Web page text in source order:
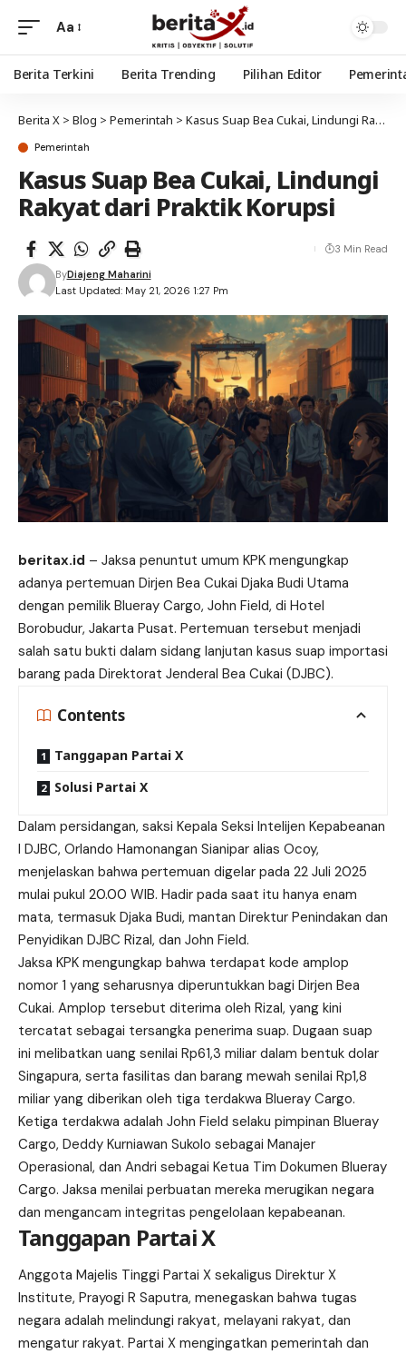
Aa
Berita Terkini Berita Trending Pilihan Editor
Berita X > Blog > Pemerintah > Kasus Suap Bea Cukai, Lindungi Rakyat dari Praktik Korupsi
Pemerintah
Kasus Suap Bea Cukai, Lindungi
Rakyat dari Praktik Korupsi
Last Updated: May 21, 2026 1:27 Pm
ByDiajeng Maharini
3 Min Read
beritax.id – Jaksa penuntut umum KPK mengungkap
adanya pertemuan Dirjen Bea Cukai Djaka Budi Utama
dengan pemilik Blueray Cargo, John Field, di Hotel
Borobudur, Jakarta Pusat. Pertemuan tersebut menjadi
salah satu bukti dalam sidang lanjutan kasus suap importasi
barang pada Direktorat Jenderal Bea Cukai (DJBC).
Contents
Tanggapan Partai X
Solusi Partai X
Dalam persidangan, saksi Kepala Seksi Intelijen Kepabeanan
I DJBC, Orlando Hamonangan Sianipar alias Ocoy,
menjelaskan bahwa pertemuan digelar pada 22 Juli 2025
mulai pukul 20.00 WIB. Hadir pada saat itu hanya enam
mata, termasuk Djaka Budi, mantan Direktur Penindakan dan
Penyidikan DJBC Rizal, dan John Field.
Jaksa KPK mengungkap bahwa terdapat kode amplop
nomor 1 yang seharusnya diperuntukkan bagi Dirjen Bea
Cukai. Amplop tersebut diterima oleh Rizal, yang kini
tercatat sebagai tersangka penerima suap. Dugaan suap
ini melibatkan uang senilai Rp61,3 miliar dalam bentuk dolar
Singapura, serta fasilitas dan barang mewah senilai Rp1,8
miliar yang diberikan oleh tiga terdakwa Blueray Cargo.
Ketiga terdakwa adalah John Field selaku pimpinan Blueray
Cargo, Deddy Kurniawan Sukolo sebagai Manajer
Operasional, dan Andri sebagai Ketua Tim Dokumen Blueray
Cargo. Jaksa menilai perbuatan mereka merugikan negara
dan mengancam integritas pengelolaan kepabeanan.
Tanggapan Partai X
Anggota Majelis Tinggi Partai X sekaligus Direktur X
Institute, Prayogi R Saputra, menegaskan bahwa tugas
negara adalah melindungi rakyat, melayani rakyat, dan
mengatur rakyat. Partai X mengingatkan pemerintah dan